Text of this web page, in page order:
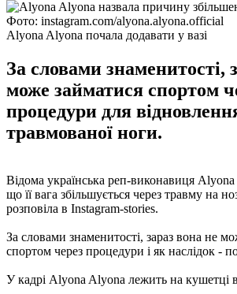
Фото: instagram.com/alyona.alyona.official
Alyona Alyona почала додавати у вазі
За словами знаменитості,
може займатися спортом
процедури для
травмованої ноги.
Відома українська реп-виконавиця Alyona
що її вага збільшується через травму на
розповіла в Instagram-stories.
За словами знаменитості, зараз вона не
спортом через процедури і як наслідок -
У кадрі Alyona Alyona лежить на кушетці в